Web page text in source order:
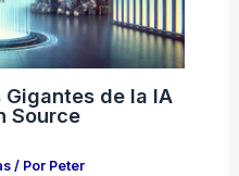
de la IA
Source
/ Por Peter